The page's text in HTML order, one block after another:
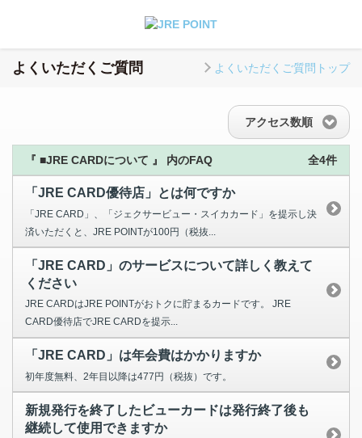
よくいただくご質問 よくいただくご質問トップ
アクセス数順
『 ■JRE CARDについて 』 内のFAQ 全4件
「JRE CARD優待店」とは何ですか
「JRE CARD」、「ジェクサービュー・スイカカード」を提示し決
済いただくと、JRE POINTが100円（税抜...
「JRE CARD」のサービスについて詳しく教えて
ください
JRE CARDはJRE POINTがおトクに貯まるカードです。 JRE
CARD優待店でJRE CARDを提示...
「JRE CARD」は年会費はかかりますか
初年度無料、2年目以降は477円（税抜）です。
新規発行を終了したビューカードは発行終了後も
継続して使用できますか